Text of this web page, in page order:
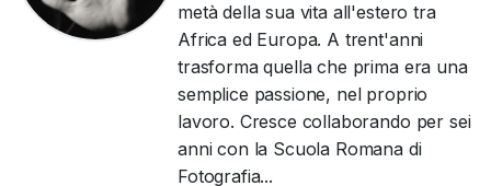
metà della sua vita all'estero tra
Africa ed Europa. A trent'anni
trasforma quella che prima era una
semplice passione, nel proprio
lavoro. Cresce collaborando per sei
anni con la Scuola Romana di
Fotografia...